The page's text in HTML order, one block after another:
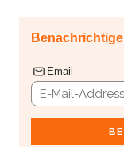
Email